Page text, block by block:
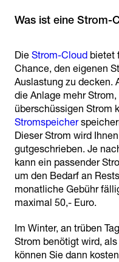
Was ist eine Strom-
Die Strom-Cloud bietet
Chance, den eigenen
Auslastung zu decken.
die Anlage mehr
überschüssigen Strom
Stromspeicher
Dieser Strom wird
gutgeschrieben. Je
kann ein passender
um den Bedarf an
monatliche Gebühr
maximal 50,- Euro.
Im Winter, an trüben
Strom benötigt wird,
können Sie dann